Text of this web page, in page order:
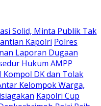
Solid, Minta Publik Tak
Kapolri Polres
Laporan Dugaan
Hukum AMPP
DK dan Tolak
Kelompok Warga,
Kapolri Cup